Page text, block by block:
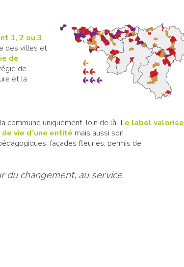
1, 2 ou 3
des villes et
de
de
et la
commune uniquement, loin de là ! Le label valorise
vie d’une entité mais aussi son
façades fleuries, permis de
du changement, au service